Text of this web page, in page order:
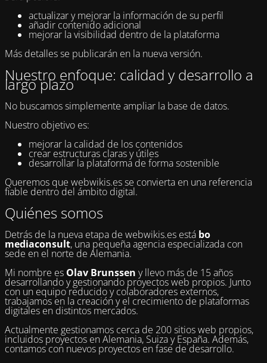
actualizar y mejorar la información de su perfil
añadir contenido adicional
mejorar la visibilidad dentro de la plataforma
Más detalles se publicarán en la nueva versión.
Nuestro enfoque: calidad y desarrollo a
largo plazo
No buscamos simplemente ampliar la base de datos.
Nuestro objetivo es:
mejorar la calidad de los contenidos
crear estructuras claras y útiles
desarrollar la plataforma de forma sostenible
Queremos que webwikis.es se convierta en una referencia
fiable dentro del ámbito digital.
Quiénes somos
Detrás de la nueva etapa de webwikis.es está bo
mediaconsult, una pequeña agencia especializada con
sede en el norte de Alemania.
Mi nombre es Olav Brunssen y llevo más de 15 años
desarrollando y gestionando proyectos web propios. Junto
con un equipo reducido y colaboradores externos,
trabajamos en la creación y el crecimiento de plataformas
digitales en distintos mercados.
Actualmente gestionamos cerca de 200 sitios web propios,
incluidos proyectos en Alemania, Suiza y España. Además,
contamos con nuevos proyectos en fase de desarrollo.